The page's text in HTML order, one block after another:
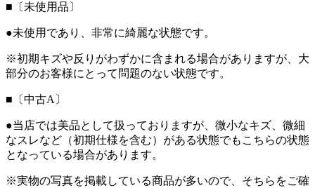
■〔未使用品〕
●未使用であり、非常に綺麗な状態です。
※初期キズや反りがわずかに含まれる場合がありますが、大
部分のお客様にとって問題のない状態です。
■〔中古A〕
●当店では美品として扱っておりますが、微小なキズ、微細
なスレなど（初期仕様を含む）がある状態でもこちらの状態
となっている場合があります。
※実物の写真を掲載している商品が多いので、そちらをご確